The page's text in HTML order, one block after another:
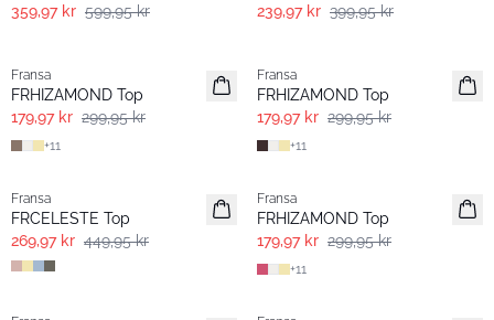
359,97 kr 599,95 kr 239,97 kr 399,95 kr
Fransa
FRHIZAMOND Top
179,97 kr 299,95 kr
+11
Fransa
FRHIZAMOND Top
179,97 kr 299,95 kr
+11
Fransa
FRCELESTE Top
269,97 kr 449,95 kr
Fransa
FRHIZAMOND Top
179,97 kr 299,95 kr
+11